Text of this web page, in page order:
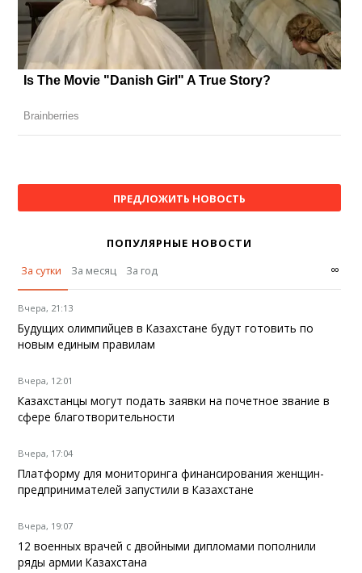
ПРЕДЛОЖИТЬ НОВОСТЬ
ПОПУЛЯРНЫЕ НОВОСТИ
За сутки
За месяц За год ∞
Вчера, 21:13
Будущих олимпийцев в Казахстане будут готовить по
новым единым правилам
Вчера, 12:01
Казахстанцы могут подать заявки на почетное звание в
сфере благотворительности
Вчера, 17:04
Платформу для мониторинга финансирования женщин-
предпринимателей запустили в Казахстане
Вчера, 19:07
12 военных врачей с двойными дипломами пополнили
ряды армии Казахстана